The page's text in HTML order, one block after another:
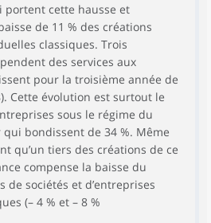
portent cette hausse et
de 11 % des créations
classiques. Trois
des services aux
pour la troisième année de
Cette évolution est surtout le
sous le régime du
bondissent de 34 %. Même
qu’un tiers des créations de ce
compense la baisse du
de sociétés et d’entreprises
(– 4 % et – 8 %